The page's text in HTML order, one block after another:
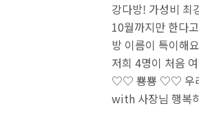
강다방! 가성비 최
10월까지만 한다
방 이름이 특이해
저희 4명이 처음
♡♡ 뿅뿅 ♡♡ 우리
with 사장님 행복